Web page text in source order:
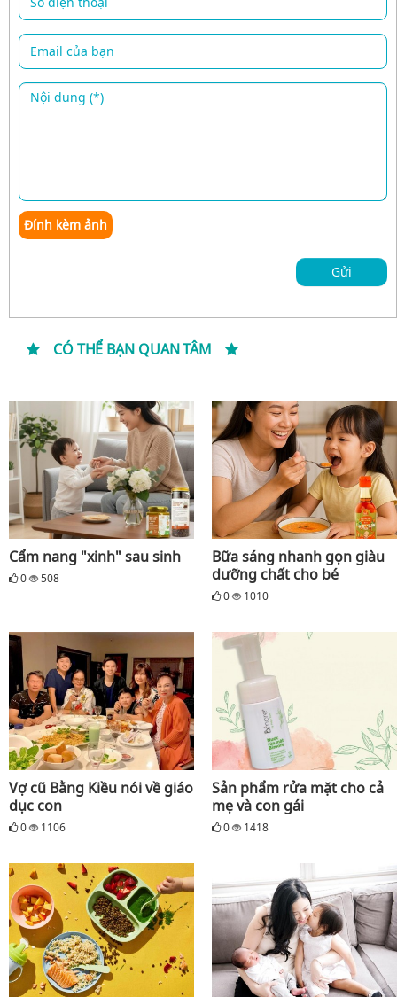
Đính kèm ảnh
Gửi
CÓ THỂ BẠN QUAN TÂM
Cẩm nang "xinh" sau sinh
0 508
Bữa sáng nhanh gọn giàu
dưỡng chất cho bé
0 1010
Vợ cũ Bằng Kiều nói về giáo
dục con
0 1106
Sản phẩm rửa mặt cho cả
mẹ và con gái
0 1418